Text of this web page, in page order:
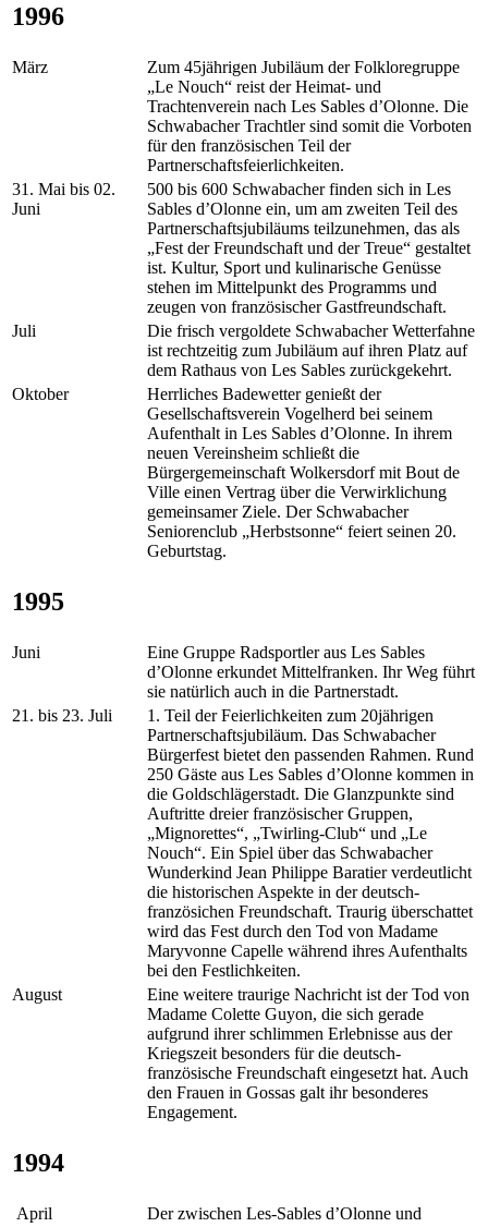
1996
März
Zum 45jährigen Jubiläum der Folkloregruppe
„Le Nouch“ reist der Heimat- und
Trachtenverein nach Les Sables d’Olonne. Die
Schwabacher Trachtler sind somit die Vorboten
für den französischen Teil der
Partnerschaftsfeierlichkeiten.
31. Mai bis 02.
Juni
500 bis 600 Schwabacher finden sich in Les
Sables d’Olonne ein, um am zweiten Teil des
Partnerschaftsjubiläums teilzunehmen, das als
„Fest der Freundschaft und der Treue“ gestaltet
ist. Kultur, Sport und kulinarische Genüsse
stehen im Mittelpunkt des Programms und
zeugen von französischer Gastfreundschaft.
Juli
Die frisch vergoldete Schwabacher Wetterfahne
ist rechtzeitig zum Jubiläum auf ihren Platz auf
dem Rathaus von Les Sables zurückgekehrt.
Oktober
Herrliches Badewetter genießt der
Gesellschaftsverein Vogelherd bei seinem
Aufenthalt in Les Sables d’Olonne. In ihrem
neuen Vereinsheim schließt die
Bürgergemeinschaft Wolkersdorf mit Bout de
Ville einen Vertrag über die Verwirklichung
gemeinsamer Ziele. Der Schwabacher
Seniorenclub „Herbstsonne“ feiert seinen 20.
Geburtstag.
1995
Juni
Eine Gruppe Radsportler aus Les Sables
d’Olonne erkundet Mittelfranken. Ihr Weg führt
sie natürlich auch in die Partnerstadt.
21. bis 23. Juli
1. Teil der Feierlichkeiten zum 20jährigen
Partnerschaftsjubiläum. Das Schwabacher
Bürgerfest bietet den passenden Rahmen. Rund
250 Gäste aus Les Sables d’Olonne kommen in
die Goldschlägerstadt. Die Glanzpunkte sind
Auftritte dreier französischer Gruppen,
„Mignorettes“, „Twirling-Club“ und „Le
Nouch“. Ein Spiel über das Schwabacher
Wunderkind Jean Philippe Baratier verdeutlicht
die historischen Aspekte in der deutsch-
französichen Freundschaft. Traurig überschattet
wird das Fest durch den Tod von Madame
Maryvonne Capelle während ihres Aufenthalts
bei den Festlichkeiten.
August
Eine weitere traurige Nachricht ist der Tod von
Madame Colette Guyon, die sich gerade
aufgrund ihrer schlimmen Erlebnisse aus der
Kriegszeit besonders für die deutsch-
französische Freundschaft eingesetzt hat. Auch
den Frauen in Gossas galt ihr besonderes
Engagement.
1994
April
Der zwischen Les-Sables d’Olonne und